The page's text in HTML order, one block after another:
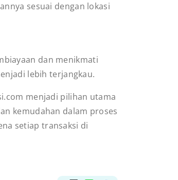
sesuai dengan lokasi
dan menikmati
lebih terjangkau.
menjadi pilihan utama
kemudahan dalam proses
setiap transaksi di